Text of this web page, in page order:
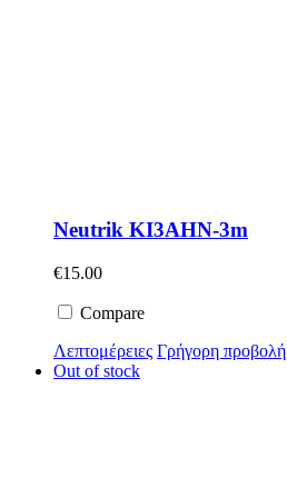
Neutrik KI3AHN-3m
€15.00
Compare
Λεπτομέρειες Γρήγορη προβολή
Out of stock